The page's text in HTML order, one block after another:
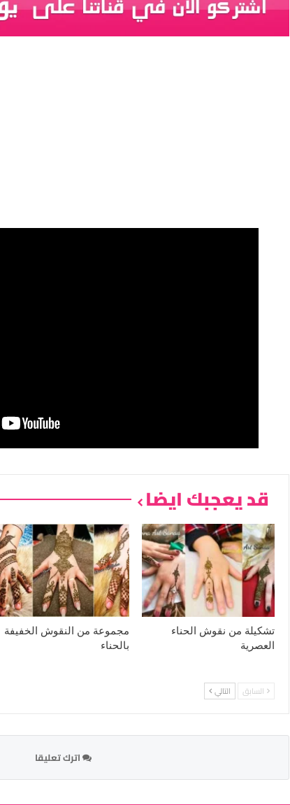
قد يعجبك ايضا
تشكيلة من نقوش الحناء
العصرية
مجموعة من النقوش الخفيفة
بالحناء
السابق التالي
اترك تعليقا